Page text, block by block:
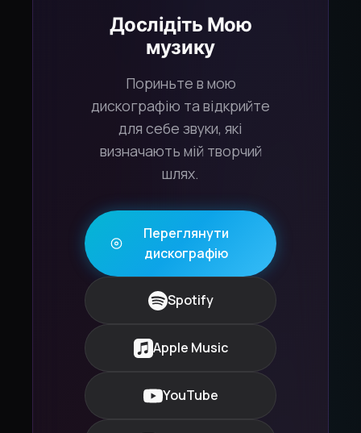
Дослідіть Мою
музику
Пориньте в мою
дискографію та відкрийте
для себе звуки, які
визначають мій творчий
шлях.
Переглянути
дискографію
Spotify
Apple Music
YouTube